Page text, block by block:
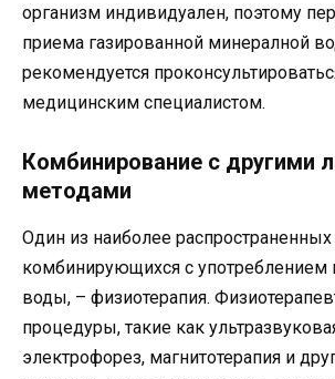
организм индивидуален, поэтому
приема газированной минералной
рекомендуется
медицинским специалистом.
Комбинирование с другими
методами
Один из наиболее
комбинирующихся с употреблением
воды, – физиотерапия.
процедуры, такие как
электрофорез, магнитотерапия и